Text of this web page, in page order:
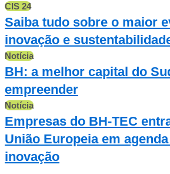
CIS 24
Saiba tudo sobre o maior
inovação e
Notícia
BH: a melhor capital do
empreender
Notícia
Empresas do BH-TEC
União Europeia em
inovação